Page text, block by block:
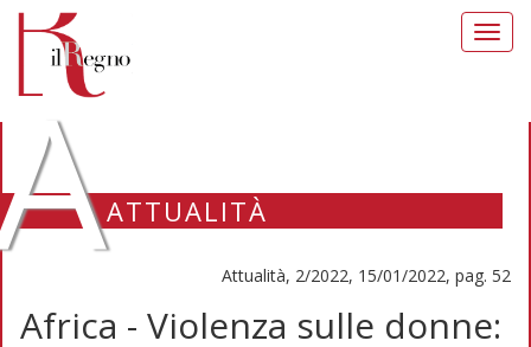
ATTUALITÀ
Attualità, 2/2022, 15/01/2022, pag. 52
Africa - Violenza sulle donne: